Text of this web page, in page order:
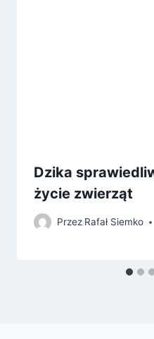
Dzika
życie zwierząt
Przez Rafał Siemko